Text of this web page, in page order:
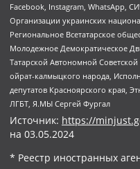
Facebook, Instagram, WhatsApp,
Организации украинских
Региональное Всетатарское
Молодежное Демократическое
Татарской Автономной
ойрат-калмыцкого народа,
депутатов Красноярского края,
ЛГБТ, Я.МЫ Сергей Фургал
Источник: https://
на 03.05.2024
* Реестр иностранных